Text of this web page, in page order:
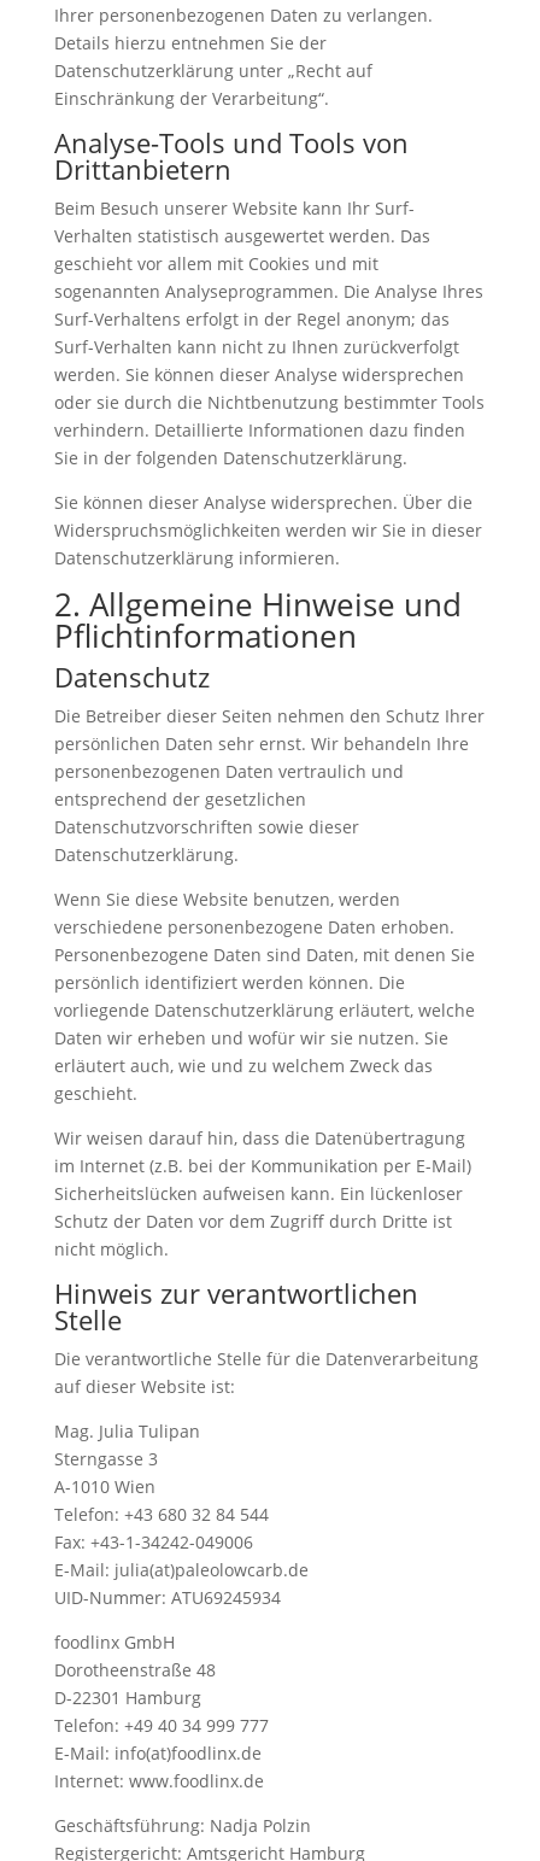
Ihrer personenbezogenen Daten zu verlangen.
Details hierzu entnehmen Sie der
Datenschutzerklärung unter „Recht auf
Einschränkung der Verarbeitung“.
Analyse-Tools und Tools von
Drittanbietern
Beim Besuch unserer Website kann Ihr Surf-
Verhalten statistisch ausgewertet werden. Das
geschieht vor allem mit Cookies und mit
sogenannten Analyseprogrammen. Die Analyse Ihres
Surf-Verhaltens erfolgt in der Regel anonym; das
Surf-Verhalten kann nicht zu Ihnen zurückverfolgt
werden. Sie können dieser Analyse widersprechen
oder sie durch die Nichtbenutzung bestimmter Tools
verhindern. Detaillierte Informationen dazu finden
Sie in der folgenden Datenschutzerklärung.
Sie können dieser Analyse widersprechen. Über die
Widerspruchsmöglichkeiten werden wir Sie in dieser
Datenschutzerklärung informieren.
2. Allgemeine Hinweise und
Pflichtinformationen
Datenschutz
Die Betreiber dieser Seiten nehmen den Schutz Ihrer
persönlichen Daten sehr ernst. Wir behandeln Ihre
personenbezogenen Daten vertraulich und
entsprechend der gesetzlichen
Datenschutzvorschriften sowie dieser
Datenschutzerklärung.
Wenn Sie diese Website benutzen, werden
verschiedene personenbezogene Daten erhoben.
Personenbezogene Daten sind Daten, mit denen Sie
persönlich identifiziert werden können. Die
vorliegende Datenschutzerklärung erläutert, welche
Daten wir erheben und wofür wir sie nutzen. Sie
erläutert auch, wie und zu welchem Zweck das
geschieht.
Wir weisen darauf hin, dass die Datenübertragung
im Internet (z.B. bei der Kommunikation per E-Mail)
Sicherheitslücken aufweisen kann. Ein lückenloser
Schutz der Daten vor dem Zugriff durch Dritte ist
nicht möglich.
Hinweis zur verantwortlichen
Stelle
Die verantwortliche Stelle für die Datenverarbeitung
auf dieser Website ist:
Mag. Julia Tulipan
Sterngasse 3
A-1010 Wien
Telefon: +43 680 32 84 544
Fax: +43-1-34242-049006
E-Mail: julia(at)paleolowcarb.de
UID-Nummer: ATU69245934
foodlinx GmbH
Dorotheenstraße 48
D-22301 Hamburg
Telefon: +49 40 34 999 777
E-Mail: info(at)foodlinx.de
Internet: www.foodlinx.de
Geschäftsführung: Nadja Polzin
Registergericht: Amtsgericht Hamburg